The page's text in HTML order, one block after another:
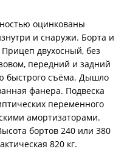
оцинкованы
и снаружи. Борта и
двухосный, без
передний и задний
быстрого съёма. Дышло
фанера. Подвеска
переменного
амортизаторами.
бортов 240 или 380
820 кг.